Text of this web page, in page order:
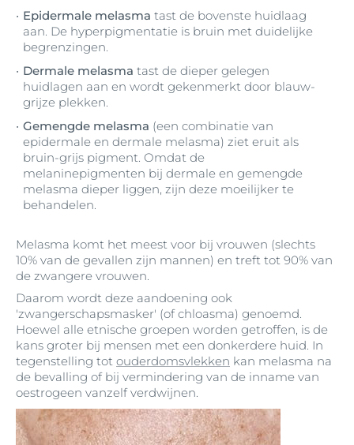
Epidermale melasma tast de bovenste huidlaag
aan. De hyperpigmentatie is bruin met duidelijke
begrenzingen.
Dermale melasma tast de dieper gelegen
huidlagen aan en wordt gekenmerkt door blauw-
grijze plekken.
Gemengde melasma (een combinatie van
epidermale en dermale melasma) ziet eruit als
bruin-grijs pigment. Omdat de
melaninepigmenten bij dermale en gemengde
melasma dieper liggen, zijn deze moeilijker te
behandelen.
Melasma komt het meest voor bij vrouwen (slechts
10% van de gevallen zijn mannen) en treft tot 90% van
de zwangere vrouwen.
Daarom wordt deze aandoening ook
'zwangerschapsmasker' (of chloasma) genoemd.
Hoewel alle etnische groepen worden getroffen, is de
kans groter bij mensen met een donkerdere huid. In
tegenstelling tot ouderdomsvlekken kan melasma na
de bevalling of bij vermindering van de inname van
oestrogeen vanzelf verdwijnen.